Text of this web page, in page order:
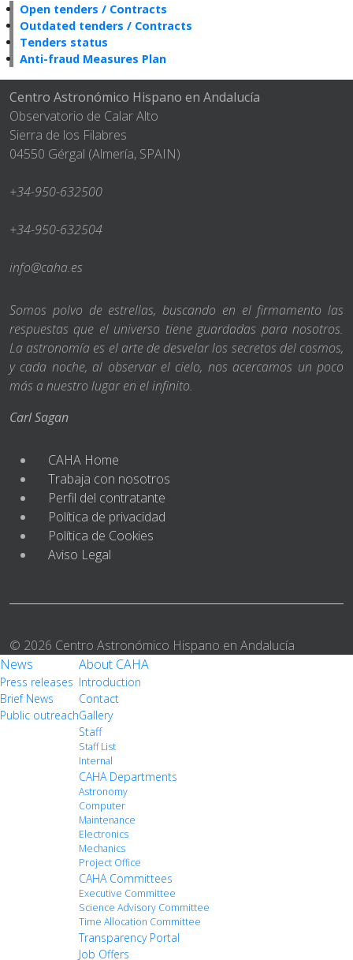
Open tenders / Contracts
Outdated tenders / Contracts
Tenders status
Anti-fraud Measures Plan
Centro Astronómico Hispano en Andalucía
Observatorio de Calar Alto
Sierra de los Filabres
04550 Gérgal (Almería, SPAIN)
+34-950-632500
+34-950-632504
info@caha.es
Somos polvo de estrellas, buscando en el firmamento las
respuestas que el universo tiene guardadas para nosotros.
La astronomía es el arte de desvelar los secretos del cosmos,
y cada noche, al observar el cielo, nos acercamos un poco
más a nuestro lugar en el infinito.
Carl Sagan
CAHA Home
Trabaja con nosotros
Perfil del contratante
Política de privacidad
Política de Cookies
Aviso Legal
© 2026 Centro Astronómico Hispano en Andalucía
News
Press releases
Brief News
Public outreach
About CAHA
Introduction
Contact
Gallery
Staff
Staff List
Internal
CAHA Departments
Astronomy
Computer
Maintenance
Electronics
Mechanics
Project Office
CAHA Committees
Executive Committee
Science Advisory Committee
Time Allocation Committee
Transparency Portal
Job Offers